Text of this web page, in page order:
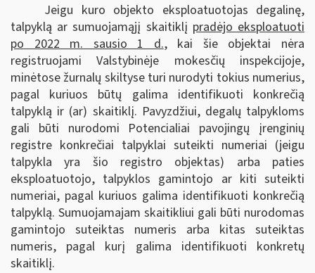
Jeigu kuro objekto eksploatuotojas degalinę,
talpyklą ar sumuojamąjį skaitiklį pradėjo eksploatuoti
po 2022 m. sausio 1 d., kai šie objektai nėra
registruojami Valstybinėje mokesčių inspekcijoje,
minėtose žurnalų skiltyse turi nurodyti tokius numerius,
pagal kuriuos būtų galima identifikuoti konkrečią
talpyklą ir (ar) skaitiklį. Pavyzdžiui, degalų talpykloms
gali būti nurodomi Potencialiai pavojingų įrenginių
registre konkrečiai talpyklai suteikti numeriai (jeigu
talpykla yra šio registro objektas) arba paties
eksploatuotojo, talpyklos gamintojo ar kiti suteikti
numeriai, pagal kuriuos galima identifikuoti konkrečią
talpyklą. Sumuojamajam skaitikliui gali būti nurodomas
gamintojo suteiktas numeris arba kitas suteiktas
numeris, pagal kurį galima identifikuoti konkretų
skaitiklį.